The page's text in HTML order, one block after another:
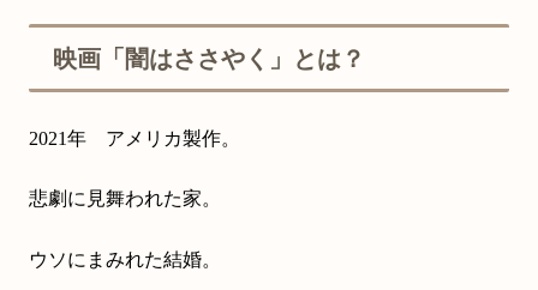
映画「闇はささやく」とは？
2021年 アメリカ製作。
悲劇に見舞われた家。
ウソにまみれた結婚。